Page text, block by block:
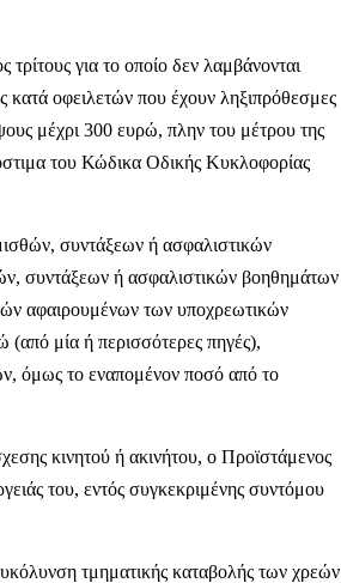
για το οποίο δεν λαμβάνονται
κατά οφειλετών που έχουν ληξιπρόθεσμες
μέχρι 300 ευρώ, πλην του μέτρου της
του Κώδικα Οδικής Κυκλοφορίας
συντάξεων ή ασφαλιστικών
συντάξεων ή ασφαλιστικών βοηθημάτων
αφαιρουμένων των υποχρεωτικών
(από μία ή περισσότερες πηγές),
όμως το εναπομένον ποσό από το
κινητού ή ακινήτου, ο Προϊστάμενος
του, εντός συγκεκριμένης συντόμου
τμηματικής καταβολής των χρεών